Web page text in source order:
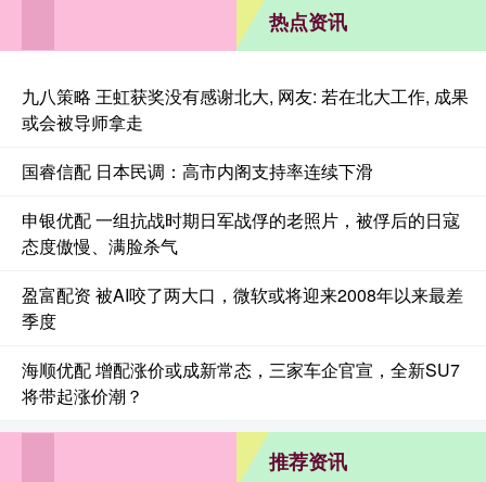
热点资讯
九八策略 王虹获奖没有感谢北大, 网友: 若在北大工作, 成果
或会被导师拿走
国睿信配 日本民调：高市内阁支持率连续下滑
申银优配 一组抗战时期日军战俘的老照片，被俘后的日寇
态度傲慢、满脸杀气
盈富配资 被AI咬了两大口，微软或将迎来2008年以来最差
季度
海顺优配 增配涨价或成新常态，三家车企官宣，全新SU7
将带起涨价潮？
推荐资讯